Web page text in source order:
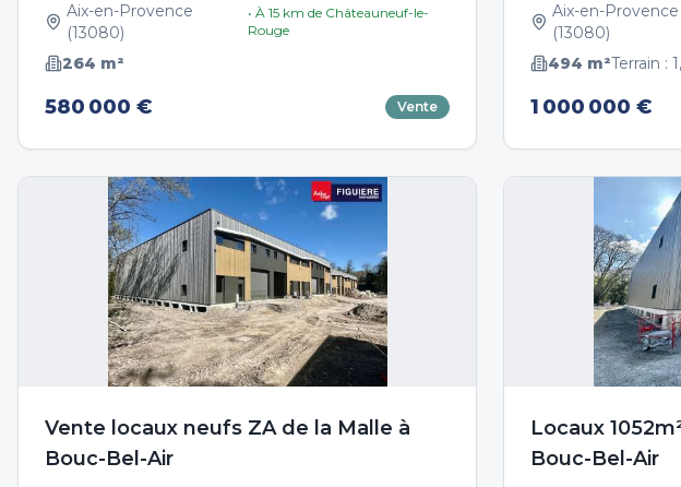
Aix-en-Provence
(13080)
• À 15km de Châteauneuf-le-
Rouge
264 m²
580 000 € Vente
Aix-en-Provence
(13080)
494 m²Terrain :
1 000 000 €
Vente locaux neufs ZA de la Malle à
Bouc-Bel-Air
Locaux
Bouc-Bel-Air